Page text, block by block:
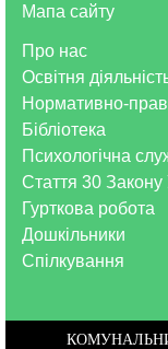
Про нас
Освітня
Нормативно-
Бібліотека
Психологічна
Стаття 30 Закону
Гурткова робота
Дошкільники
Спілкування
Мапа сайту